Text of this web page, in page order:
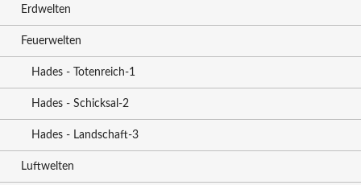
Erdwelten
Feuerwelten
Hades - Totenreich-1
Hades - Schicksal-2
Hades - Landschaft-3
Luftwelten